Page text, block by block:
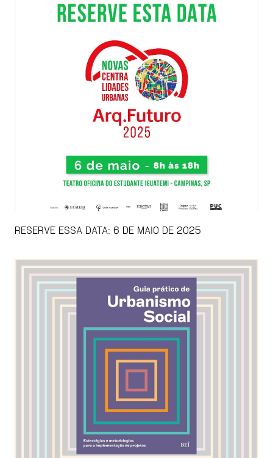
RESERVE ESSA DATA: 6 DE MAIO DE 2025